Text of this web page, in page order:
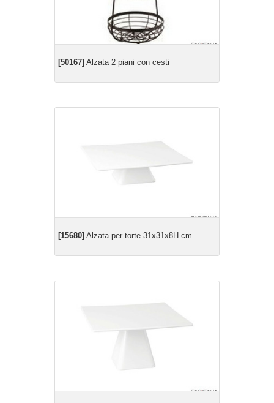
[50167] Alzata 2 piani con cesti
[15680] Alzata per torte 31x31x8H cm